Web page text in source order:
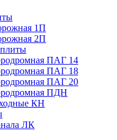
1П
2П
ПАГ 14
ПАГ 18
ПАГ 20
ПДН
КН
ЛК